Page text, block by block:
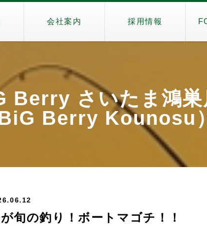
会社案内 採用情報
Berry さいたま鴻巣
Berry Kounosu
旬の釣り！ボートマゴチ！！